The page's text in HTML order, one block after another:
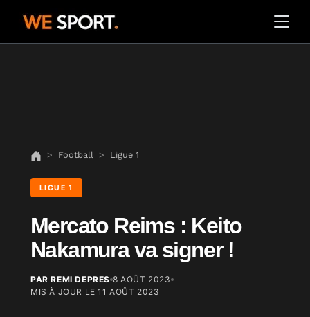
Football Ligue 1
LIGUE 1
Mercato Reims : Keito
Nakamura va signer !
PAR REMI DEPRES 8 AOÛT 2023
MIS À JOUR LE11 AOÛT 2023